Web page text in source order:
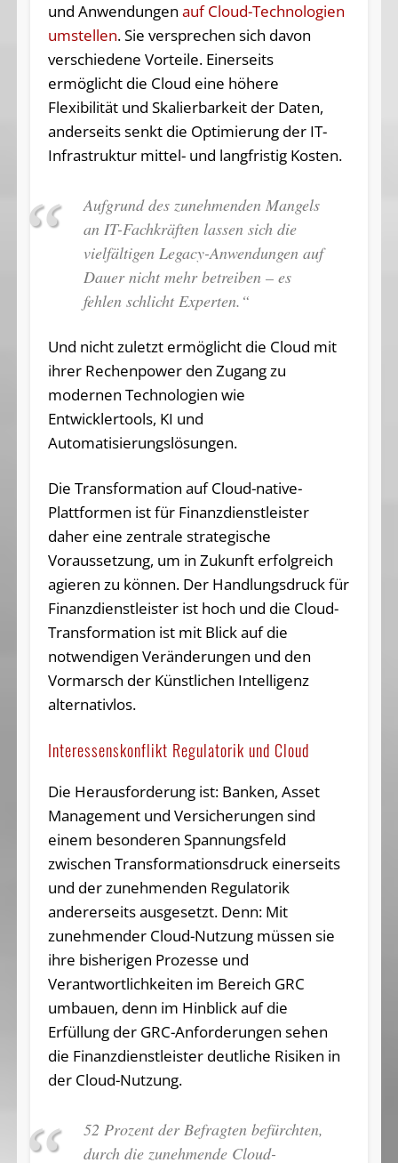
und Anwendungen auf Cloud-Technologien
umstellen. Sie versprechen sich davon
verschiedene Vorteile. Einerseits
ermöglicht die Cloud eine höhere
Flexibilität und Skalierbarkeit der Daten,
anderseits senkt die Optimierung der IT-
Infrastruktur mittel- und langfristig Kosten.
Aufgrund des zunehmenden Mangels
an IT-Fachkräften lassen sich die
vielfältigen Legacy-Anwendungen auf
Dauer nicht mehr betreiben – es
fehlen schlicht Experten.“
Und nicht zuletzt ermöglicht die Cloud mit
ihrer Rechenpower den Zugang zu
modernen Technologien wie
Entwicklertools, KI und
Automatisierungslösungen.
Die Transformation auf Cloud-native-
Plattformen ist für Finanzdienstleister
daher eine zentrale strategische
Voraussetzung, um in Zukunft erfolgreich
agieren zu können. Der Handlungsdruck für
Finanzdienstleister ist hoch und die Cloud-
Transformation ist mit Blick auf die
notwendigen Veränderungen und den
Vormarsch der Künstlichen Intelligenz
alternativlos.
Interessenskonflikt Regulatorik und Cloud
Die Herausforderung ist: Banken, Asset
Management und Versicherungen sind
einem besonderen Spannungsfeld
zwischen Transformationsdruck einerseits
und der zunehmenden Regulatorik
andererseits ausgesetzt. Denn: Mit
zunehmender Cloud-Nutzung müssen sie
ihre bisherigen Prozesse und
Verantwortlichkeiten im Bereich GRC
umbauen, denn im Hinblick auf die
Erfüllung der GRC-Anforderungen sehen
die Finanzdienstleister deutliche Risiken in
der Cloud-Nutzung.
52 Prozent der Befragten befürchten,
durch die zunehmende Cloud-